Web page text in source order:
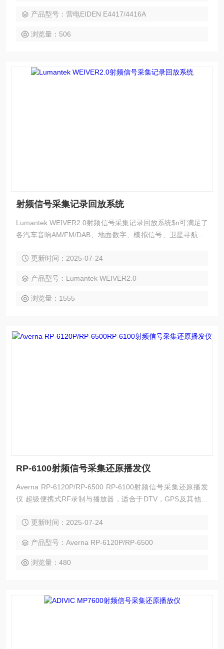
产品型号：营电EIDEN E4417/4416A
浏览量：506
射频信号采集记录回放系统
Lumantek WEIVER2.0射频信号采集记录回放系统$n可满足了
各汽车音响AM/FM/DAB、地面数字、模拟信号、卫星寻航GP
好传输速度及对户外操作抗冲击性更强的保护，用户可根据不
更新时间：2025-07-24
产品型号：Lumantek WEIVER2.0
浏览量：1555
RP-6100射频信号采集还原播发仪
Averna RP-6120P/RP-6500 RP-6100射频信号采集还原播发
仪 超级便携式RF录制与播放器，适合于DTV，GPS及其他无
更新时间：2025-07-24
产品型号：Averna RP-6120P/RP-6500
浏览量：480